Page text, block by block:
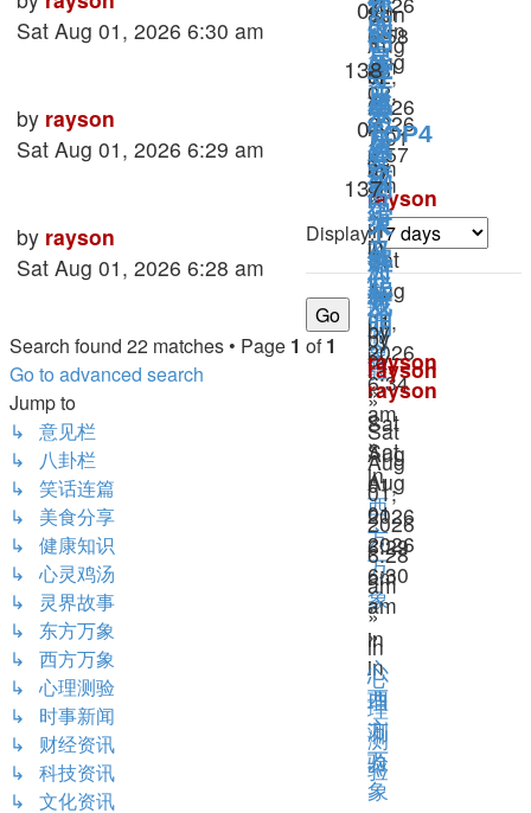
方
万
象
am
»
in
西
方
万
象
Sun
Aug
02,
2026
7:01
am
»
in
西
方
万
象
6:58
am
»
in
心
理
测
验
Sun
Aug
02,
2026
6:57
am
»
in
心
理
测
验
的
星
座
TOP4
by
rayson
»
Sat
Aug
01,
2026
6:34
am
»
in
西
方
万
象
这
些
星
座
狡
猾
又
聪
明
by
rayson
»
Sat
Aug
01,
2026
6:30
am
»
in
西
方
万
象
post
Sat Aug 01, 2026 6:30 am
的
寻
爱
原
则
大
解
析
by
rayson
»
Sat
Aug
01,
2026
6:29
am
»
in
心
理
测
验
0Replies
138Views
Last
post
by rayson
Sat Aug 01, 2026 6:29 am
恋
爱
占
卜
游
戏
by
rayson
»
Sat
Aug
01,
2026
6:28
am
»
in
心
理
测
验
0Replies
137Views
Last
post
by rayson
Sat Aug 01, 2026 6:28 am
Display:
Search found 22 matches • Page 1 of1
Go to advanced search
Jump to
↳ 意见栏
↳ 八卦栏
↳ 笑话连篇
↳ 美食分享
↳ 健康知识
↳ 心灵鸡汤
↳ 灵界故事
↳ 东方万象
↳ 西方万象
↳ 心理测验
↳ 时事新闻
↳ 财经资讯
↳ 科技资讯
↳ 文化资讯